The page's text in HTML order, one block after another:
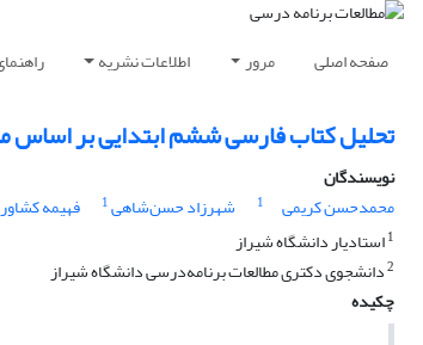
صفحه اصلی مرور اطلاعات نشریه
تحلیل کتاب فارسی ششم ابتدایی بر اساس
نویسندگان
محمدحسن کریمی
1 شهرزاد حسن‌شاهی1 فهیمه
1استادیار دانشگاه شیراز
2دانشجوی دکتری مطالعات برنامه‌درسی دانشگاه شیراز
چکیده